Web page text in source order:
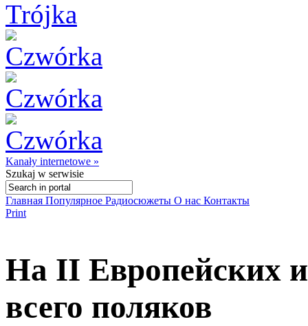
Kanały internetowe »
Szukaj w serwisie
Главная Популярное Радиосюжеты О нас Контакты
Print
На II Европейских
всего поляков